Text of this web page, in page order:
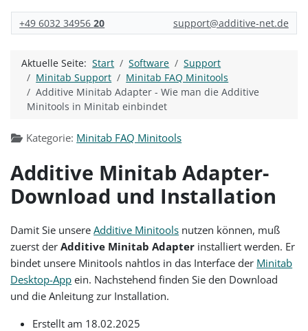
+49 6032 3495620 support@additive-net.de
Aktuelle Seite:Start Software
Support
Minitab Support
Minitab FAQ Minitools
Additive Minitab Adapter - Wie man die Additive
Minitools in Minitab einbindet
Kategorie: Minitab FAQ Minitools
Additive Minitab Adapter-
Download und Installation
Damit Sie unsereAdditive Minitools nutzen können, muß
zuerst derAdditive Minitab Adapter installiert werden. Er
bindet unsere Minitools nahtlos in das Interface der Minitab
Desktop-App ein. Nachstehend finden Sie den Download
und die Anleitung zur Installation.
Erstellt am 18.02.2025